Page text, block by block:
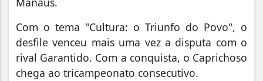
Com o tema "Cultura: o Triunfo do Povo", o
desfile venceu mais uma vez a disputa com o
rival Garantido. Com a conquista, o Caprichoso
chega ao tricampeonato consecutivo.